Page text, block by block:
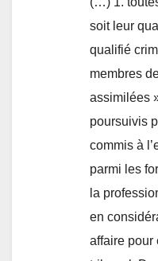
soit leur
qualifié
membres
assimilées
poursuivis
commis à
parmi les
la
en
affaire pour